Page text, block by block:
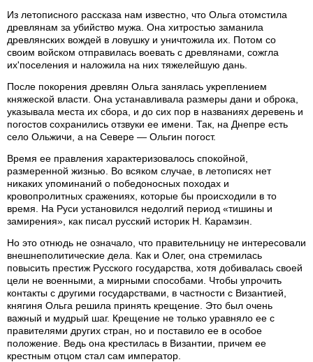
Из летописного рассказа нам известно, что Ольга отомстила
древлянам за убийство мужа. Она хитростью заманила
древлянских вождей в ловушку и уничтожила их. Потом со
своим войском отправилась воевать с древлянами, сожгла
их'поселения и наложила на них тяжелейшую дань.
После покорения древлян Ольга занялась укреплением
княжеской власти. Она устанавливала размеры дани и оброка,
указывала места их сбора, и до сих пор в названиях деревень и
погостов сохранились отзвуки ее имени. Так, на Днепре есть
село Ольжичи, а на Севере — Ольгин погост.
Время ее правления характеризовалось спокойной,
размеренной жизнью. Во всяком случае, в летописях нет
никаких упоминаний о победоносных походах и
кровопролитных сражениях, которые бы происходили в то
время. На Руси установился недолгий период «тишины и
замирения», как писал русский историк Н. Карамзин.
Но это отнюдь не означало, что правительницу не интересовали
внешнеполитические дела. Как и Олег, она стремилась
повысить престиж Русского государства, хотя добивалась своей
цели не военными, а мирными способами. Чтобы упрочить
контакты с другими государствами, в частности с Византией,
княгиня Ольга решила принять крещение. Это был очень
важный и мудрый шаг. Крещение не только уравняло ее с
правителями других стран, но и поставило ее в особое
положение. Ведь она крестилась в Византии, причем ее
крестным отцом стал сам император.